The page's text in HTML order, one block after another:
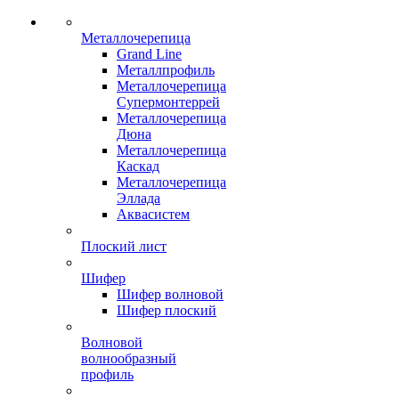
Металлочерепица
Grand Line
Металлпрофиль
Металлочерепица
Супермонтеррей
Металлочерепица
Дюна
Металлочерепица
Каскад
Металлочерепица
Эллада
Аквасистем
Плоский лист
Шифер
Шифер волновой
Шифер плоский
Волновой
волнообразный
профиль